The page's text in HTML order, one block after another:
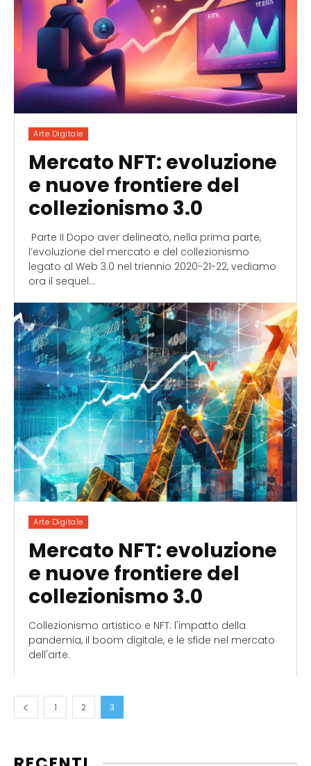
Arte Digitale
Mercato NFT: evoluzione
e nuove frontiere del
collezionismo 3.0
Parte II Dopo aver delineato, nella prima parte,
l’evoluzione del mercato e del collezionismo
legato al Web 3.0 nel triennio 2020-21-22, vediamo
ora il sequel...
Arte Digitale
Mercato NFT: evoluzione
e nuove frontiere del
collezionismo 3.0
Collezionismo artistico e NFT: l'impatto della
pandemia, il boom digitale, e le sfide nel mercato
dell'arte.
1 2 3